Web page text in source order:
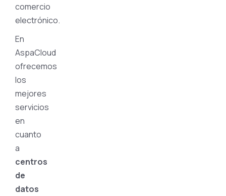
comercio
electrónico.
En
AspaCloud
ofrecemos
los
mejores
servicios
en
cuanto
a
centros
de
datos